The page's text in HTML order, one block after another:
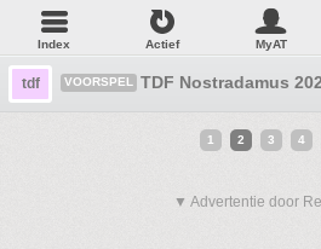
Index Actief MyAT
tdf VOORSPEL TDF Nostradamus
1 2 3 4
▼ Advertentie door